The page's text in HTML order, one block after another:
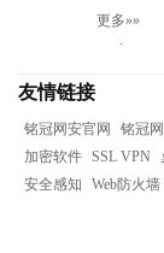
V2.0Linux服务器
更多»»
.
友情链接
铭冠网安官网 铭冠
加密软件 SSL VPN
安全感知
Web防火墙